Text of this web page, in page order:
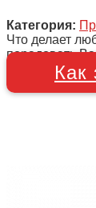
Категория:
Что делает
порадовать
Как